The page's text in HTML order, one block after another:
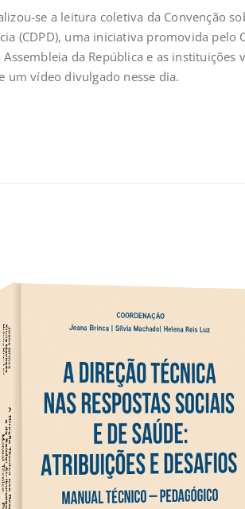
se a leitura coletiva da Convenção
(CDPD), uma iniciativa promovida pelo
Assembleia da República e as instituições
um vídeo divulgado nesse dia.